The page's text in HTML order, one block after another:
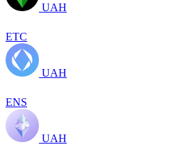
UAH
ETC
UAH
ENS
UAH